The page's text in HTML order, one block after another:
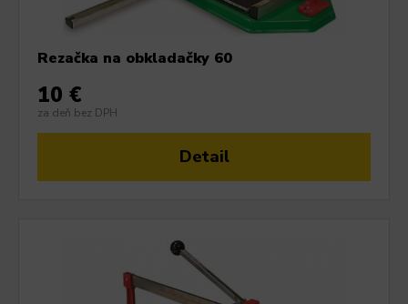
Rezačka na obkladačky 60
10 €
za deň bez DPH
Detail